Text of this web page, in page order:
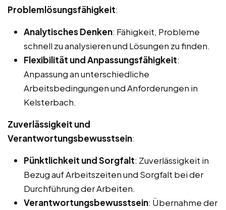
Problemlösungsfähigkeit:
Analytisches Denken: Fähigkeit, Probleme
schnell zu analysieren und Lösungen zu finden.
Flexibilität und Anpassungsfähigkeit:
Anpassung an unterschiedliche
Arbeitsbedingungen und Anforderungen in
Kelsterbach.
Zuverlässigkeit und
Verantwortungsbewusstsein:
Pünktlichkeit und Sorgfalt: Zuverlässigkeit in
Bezug auf Arbeitszeiten und Sorgfalt bei der
Durchführung der Arbeiten.
Verantwortungsbewusstsein: Übernahme der